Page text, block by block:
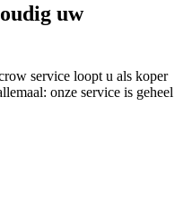
uw
service loopt u als koper
onze service is geheel